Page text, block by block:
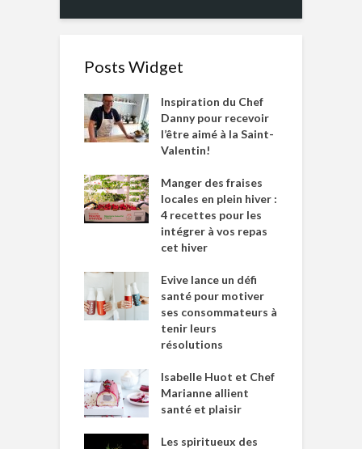
Posts Widget
Inspiration du Chef
Danny pour recevoir
l’être aimé à la Saint-
Valentin!
Manger des fraises
locales en plein hiver :
4 recettes pour les
intégrer à vos repas
cet hiver
Evive lance un défi
santé pour motiver
ses consommateurs à
tenir leurs
résolutions
Isabelle Huot et Chef
Marianne allient
santé et plaisir
Les spiritueux des